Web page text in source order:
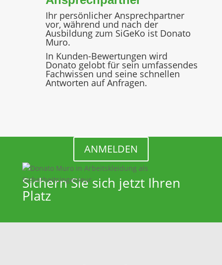
Ihr persönlicher Ansprechpartner
vor, während und nach der
Ausbildung zum SiGeKo ist Donato
Muro.
In Kunden-Bewertungen wird
Donato gelobt für sein umfassendes
Fachwissen und seine schnellen
Antworten auf Anfragen.
ANMELDEN
Sichern Sie sich jetzt Ihren
Platz